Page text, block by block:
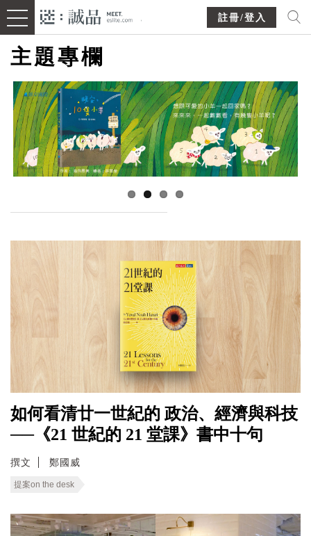
註冊/登入
主題專欄
如何看清廿一世紀的 政治、經濟與科技
──《21 世紀的 21 堂課》書中十句
撰文 鄭國威
提案on the desk